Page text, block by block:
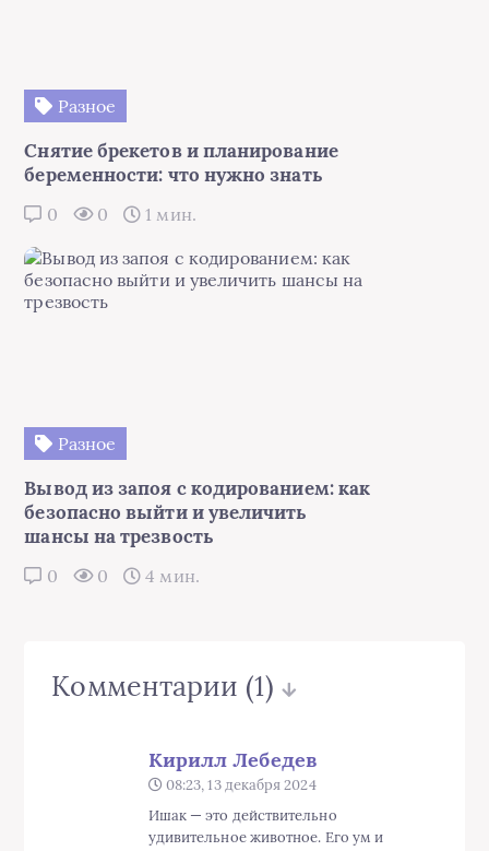
Разное
Снятие брекетов и планирование
беременности: что нужно знать
0 0 1 мин.
Разное
Вывод из запоя с кодированием: как
безопасно выйти и увеличить
шансы на трезвость
0 0 4 мин.
Комментарии (1)
Кирилл Лебедев
08:23, 13 декабря 2024
Ишак — это действительно
удивительное животное. Его ум и